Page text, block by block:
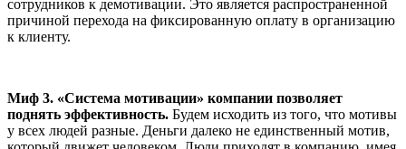
сотрудников к демотивации. Это является распространенной
причиной перехода на фиксированную оплату в организацию
к клиенту.
Миф 3. «Система мотивации» компании позволяет
поднять эффективность. Будем исходить из того, что мотивы
у всех людей разные. Деньги далеко не единственный мотив,